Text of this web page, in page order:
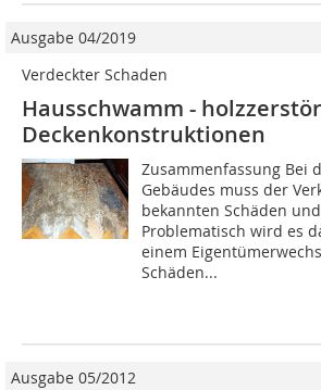
Ausgabe 04/2019
Verdeckter Schaden
Hausschwamm -
Deckenkonstruktionen
Zusammenfassung Bei
Gebäudes muss der
bekannten Schäden
Problematisch wird es
einem
Schäden...
Ausgabe 05/2012